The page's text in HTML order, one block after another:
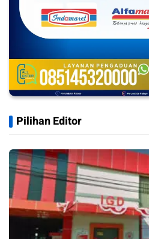
Pilihan Editor